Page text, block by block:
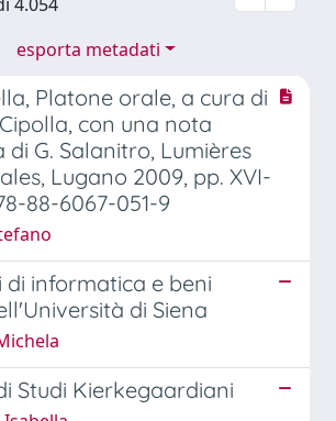
esporta metadati
Platone orale, a cura di
Cipolla, con una nota
G. Salanitro, Lumières
Lugano 2009, pp. XVI-
88-6067-051-9
di informatica e beni
di Siena
Studi Kierkegaardiani